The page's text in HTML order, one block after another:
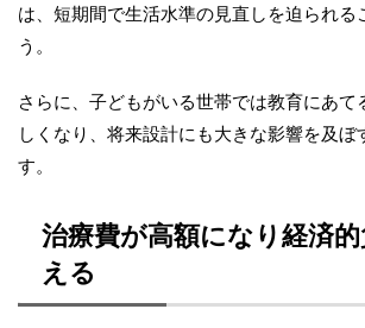
は、短期間で生活水準の見直しを迫られる
う。
さらに、子どもがいる世帯では教育にあて
しくなり、将来設計にも大きな影響を及ぼ
す。
治療費が高額になり経済
える